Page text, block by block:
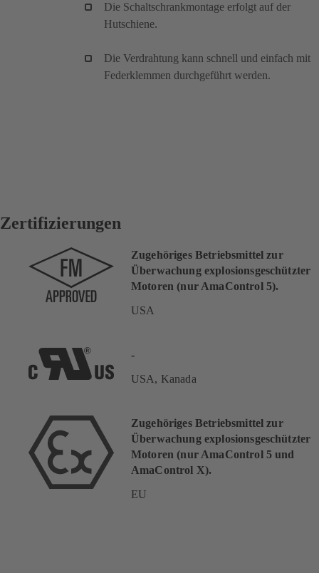
Die Schaltschrankmontage erfolgt auf der
Hutschiene.
Die Verdrahtung kann schnell und einfach mit
Federklemmen durchgeführt werden.
Zertifizierungen
Zugehöriges Betriebsmittel zur
Überwachung explosionsgeschützter
Motoren (nur AmaControl 5).
USA
-
USA, Kanada
Zugehöriges Betriebsmittel zur
Überwachung explosionsgeschützter
Motoren (nur AmaControl 5 und
AmaControl X).
EU